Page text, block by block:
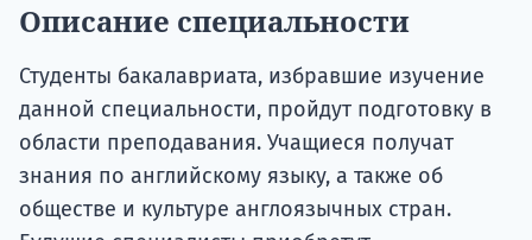
Описание специальности
Студенты бакалавриата, избравшие изучение
данной специальности, пройдут подготовку в
области преподавания. Учащиеся получат
знания по английскому языку, а также об
обществе и культуре англоязычных стран.